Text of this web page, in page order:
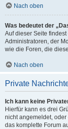
Nach oben
Was bedeutet der
Auf dieser Seite
Administratoren, der
wie die Foren, die
Nach oben
Private
Ich kann keine
Hierfür kann es drei
nicht angemeldet,
das komplette Forum